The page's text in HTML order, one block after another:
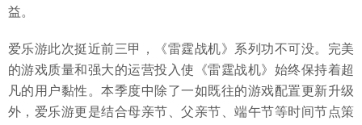
益。
爱乐游此次挺近前三甲，《雷霆战机》系列功不可没。完美
的游戏质量和强大的运营投入使《雷霆战机》始终保持着超
凡的用户黏性。本季度中除了一如既往的游戏配置更新升级
外，爱乐游更是结合母亲节、父亲节、端午节等时间节点策